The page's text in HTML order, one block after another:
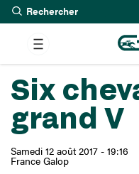
Rechercher
Six
grand V
Samedi 12 août 2017 - 19:16
France Galop